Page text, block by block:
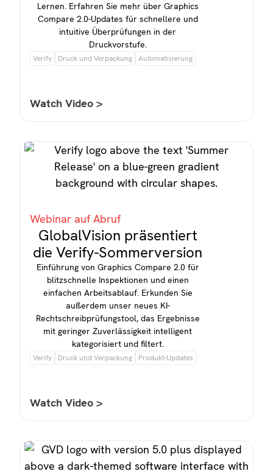
Lernen. Erfahren Sie mehr über Graphics
Compare 2.0-Updates für schnellere und
intuitive Überprüfungen in der
Druckvorstufe.
Verify Druck und Verpackung Automatisierung
Watch Video >
Webinar auf Abruf
GlobalVision präsentiert
die Verify-Sommerversion
Einführung von Graphics Compare 2.0 für
blitzschnelle Inspektionen und einen
einfachen Arbeitsablauf. Erkunden Sie
außerdem unser neues KI-
Rechtschreibprüfungstool, das Ergebnisse
mit geringer Zuverlässigkeit intelligent
kategorisiert und filtert.
Verify Druck und Verpackung Produkt-Updates
Watch Video >